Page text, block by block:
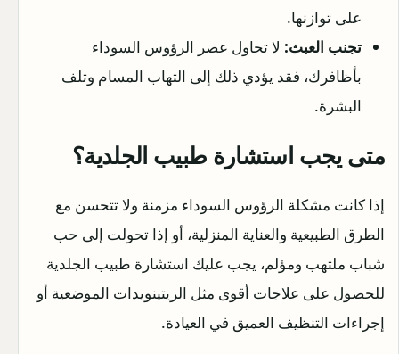
على توازنها.
تجنب العبث: لا تحاول عصر الرؤوس السوداء
بأظافرك، فقد يؤدي ذلك إلى التهاب المسام وتلف
البشرة.
متى يجب استشارة طبيب الجلدية؟
إذا كانت مشكلة الرؤوس السوداء مزمنة ولا تتحسن مع
الطرق الطبيعية والعناية المنزلية، أو إذا تحولت إلى حب
شباب ملتهب ومؤلم، يجب عليك استشارة طبيب الجلدية
للحصول على علاجات أقوى مثل الريتينويدات الموضعية أو
إجراءات التنظيف العميق في العيادة.